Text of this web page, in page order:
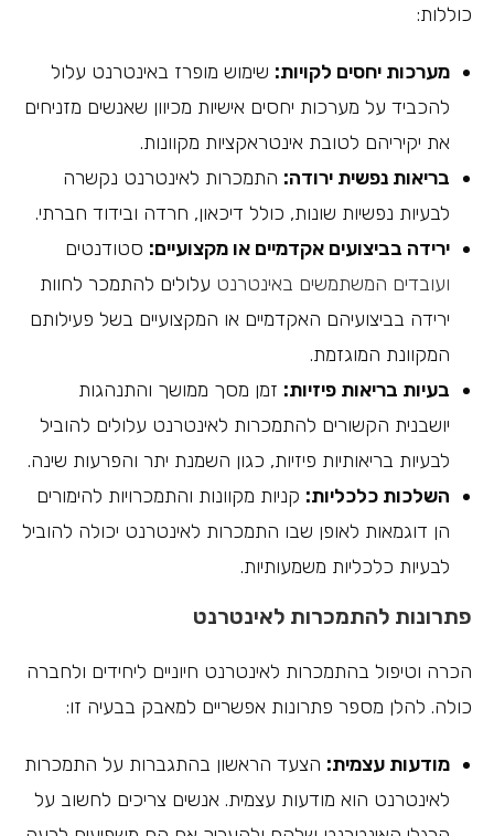
כוללות:
מערכות יחסים לקויות: שימוש מופרז באינטרנט עלול
להכביד על מערכות יחסים אישיות מכיוון שאנשים מזניחים
את יקיריהם לטובת אינטראקציות מקוונות.
בריאות נפשית ירודה: התמכרות לאינטרנט נקשרה
לבעיות נפשיות שונות, כולל דיכאון, חרדה ובידוד חברתי.
ירידה בביצועים אקדמיים או מקצועיים: סטודנטים
ועובדים המשתמשים באינטרנט עלולים להתמכר לחוות
ירידה בביצועיהם האקדמיים או המקצועיים בשל פעילותם
המקוונת המוגזמת.
בעיות בריאות פיזיות: זמן מסך ממושך והתנהגות
יושבנית הקשורים להתמכרות לאינטרנט עלולים להוביל
לבעיות בריאותיות פיזיות, כגון השמנת יתר והפרעות שינה.
השלכות כלכליות: קניות מקוונות והתמכרויות להימורים
הן דוגמאות לאופן שבו התמכרות לאינטרנט יכולה להוביל
לבעיות כלכליות משמעותיות.
פתרונות להתמכרות לאינטרנט
הכרה וטיפול בהתמכרות לאינטרנט חיוניים ליחידים ולחברה
כולה. להלן מספר פתרונות אפשריים למאבק בבעיה זו:
מודעות עצמית: הצעד הראשון בהתגברות על התמכרות
לאינטרנט הוא מודעות עצמית. אנשים צריכים לחשוב על